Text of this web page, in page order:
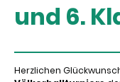
und 6.
Herzlichen